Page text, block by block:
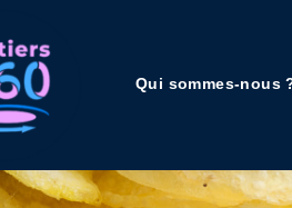
Qui sommes-nous